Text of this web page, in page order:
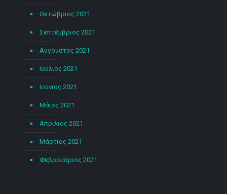
Οκτώβριος 2021
Σεπτέμβριος 2021
Αύγουστος 2021
Ιούλιος 2021
Ιούνιος 2021
Μάιος 2021
Απρίλιος 2021
Μάρτιος 2021
Φεβρουάριος 2021